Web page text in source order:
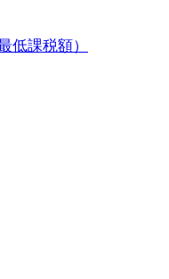
低課税額）